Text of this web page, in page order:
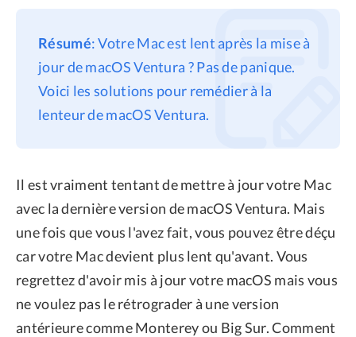
À propos de nous
Support
Confidentialité
Conditions générales
Résumé: Votre Mac est lent après la mise à
jour de macOS Ventura ? Pas de panique.
Voici les solutions pour remédier à la
lenteur de macOS Ventura.
Il est vraiment tentant de mettre à jour votre Mac
avec la dernière version de macOS Ventura. Mais
une fois que vous l'avez fait, vous pouvez être déçu
car votre Mac devient plus lent qu'avant. Vous
regrettez d'avoir mis à jour votre macOS mais vous
ne voulez pas le rétrograder à une version
antérieure comme Monterey ou Big Sur. Comment